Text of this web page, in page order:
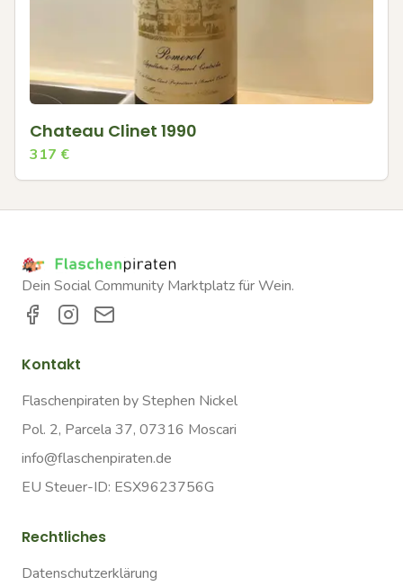
Chateau Clinet 1990
317 €
Dein Social Community Marktplatz für Wein.
Kontakt
Flaschenpiraten by Stephen Nickel
Pol. 2, Parcela 37, 07316 Moscari
info@flaschenpiraten.de
EU Steuer-ID: ESX9623756G
Rechtliches
Datenschutzerklärung